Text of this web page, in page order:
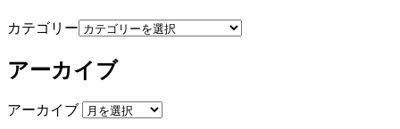
カテゴリー
アーカイブ
アーカイブ